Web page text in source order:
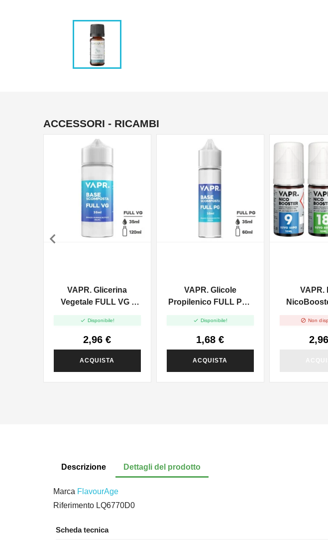
ACCESSORI - RICAMBI
VAPR. Glicerina
Vegetale FULL VG -
 Disponibile!
2,96 €
ACQUISTA
VAPR. Glicole
Propilenico FULL PG -
 Disponibile!
1,68 €
ACQUISTA
VAPR.
 Non

Descrizione Dettagli del prodotto
Marca FlavourAge
Riferimento LQ6770D0
Scheda tecnica